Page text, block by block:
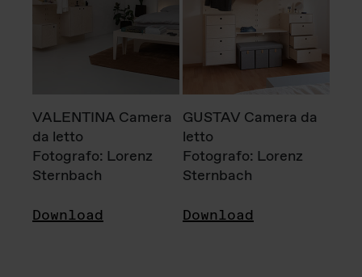
VALENTINA Camera
da letto
Fotografo: Lorenz
Sternbach
Download
GUSTAV Camera da
letto
Fotografo: Lorenz
Sternbach
Download